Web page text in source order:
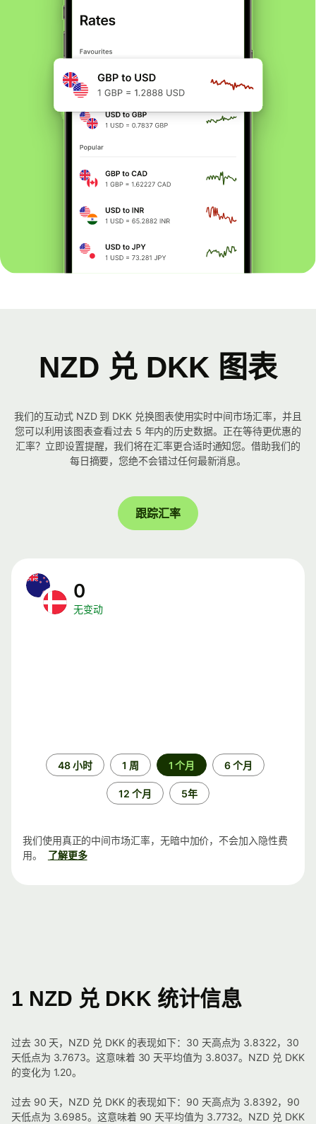
NZD 兑 DKK 图表
我们的互动式 NZD 到 DKK 兑换图表使用实时中间市场汇率，并且
您可以利用该图表查看过去 5 年内的历史数据。正在等待更优惠的
汇率？立即设置提醒，我们将在汇率更合适时通知您。借助我们的
每日摘要，您绝不会错过任何最新消息。
跟踪汇率
0
无变动
48 小时 1 周 1 个月 6 个月
12 个月 5年
我们使用真正的中间市场汇率，无暗中加价，不会加入隐性费
用。
了解更多
1 NZD 兑 DKK 统计信息
过去 30 天，NZD 兑 DKK 的表现如下：30 天高点为 3.8322，30
天低点为 3.7673。这意味着 30 天平均值为 3.8037。NZD 兑 DKK
的变化为 1.20。
过去 90 天，NZD 兑 DKK 的表现如下：90 天高点为 3.8392，90
天低点为 3.6985。这意味着 90 天平均值为 3.7732。NZD 兑 DKK